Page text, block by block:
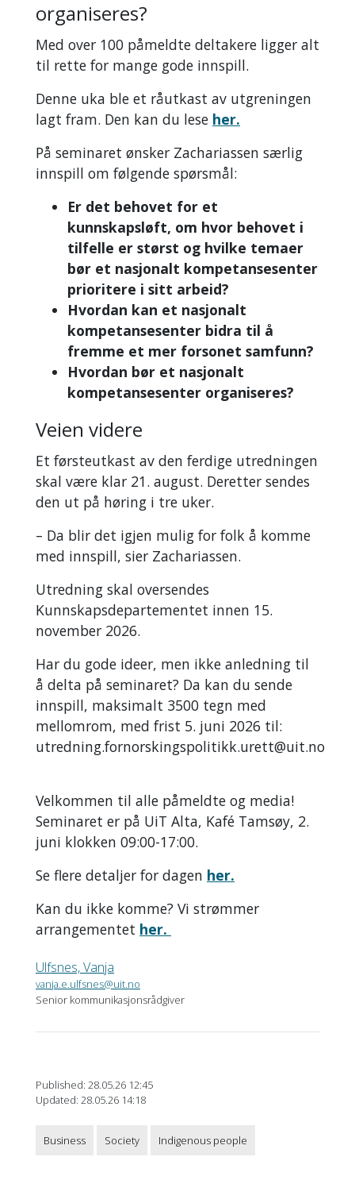
organiseres?
Med over 100 påmeldte deltakere ligger alt
til rette for mange gode innspill.
Denne uka ble et råutkast av utgreningen
lagt fram. Den kan du lese her.
På seminaret ønsker Zachariassen særlig
innspill om følgende spørsmål:
Er det behovet for et
kunnskapsløft, om hvor behovet i
tilfelle er størst og hvilke temaer
bør et nasjonalt kompetansesenter
prioritere i sitt arbeid?
Hvordan kan et nasjonalt
kompetansesenter bidra til å
fremme et mer forsonet samfunn?
Hvordan bør et nasjonalt
kompetansesenter organiseres?
Veien videre
Et førsteutkast av den ferdige utredningen
skal være klar 21. august. Deretter sendes
den ut på høring i tre uker.
– Da blir det igjen mulig for folk å komme
med innspill, sier Zachariassen.
Utredning skal oversendes
Kunnskapsdepartementet innen 15.
november 2026.
Har du gode ideer, men ikke anledning til
å delta på seminaret? Da kan du sende
innspill, maksimalt 3500 tegn med
mellomrom, med frist 5. juni 2026 til:
utredning.fornorskingspolitikk.urett@uit.no
Velkommen til alle påmeldte og media!
Seminaret er på UiT Alta, Kafé Tamsøy, 2.
juni klokken 09:00-17:00.
Se flere detaljer for dagen her.
Kan du ikke komme? Vi strømmer
arrangementet her.
Ulfsnes, Vanja
vanja.e.ulfsnes@uit.no
Senior kommunikasjonsrådgiver
Published: 28.05.26 12:45
Updated: 28.05.26 14:18
Business Society Indigenous people